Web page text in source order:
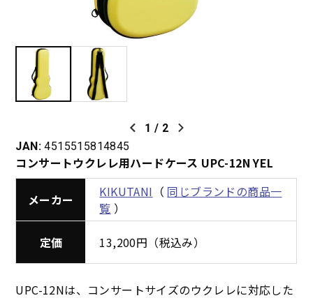
1 / 2
JAN: 4515515814845
コンサートウクレレ用ハードケース UPC-12N YEL
メーカー KIKUTANI （ 同じブランドの商品一
覧 ）
定価 13,200円（税込み）
UPC-12Nは、コンサートサイズのウクレレに対応した